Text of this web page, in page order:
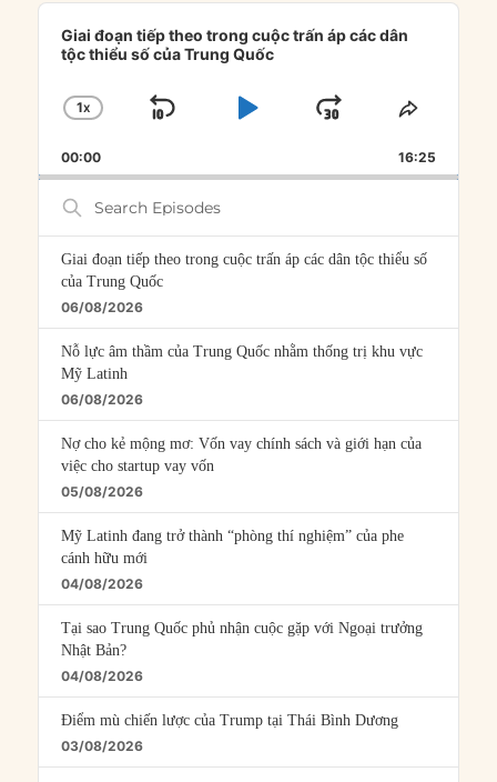
Audio
Player
Giai đoạn tiếp theo trong cuộc trấn áp các dân
tộc thiểu số của Trung Quốc
CHANGE
RATE
1X
SKIP
PLAYJUMP
FORWARD
SHARE
00:00 16:25
Search
Episodes
Giai đoạn tiếp theo trong cuộc trấn áp các dân tộc thiểu số
của Trung Quốc
06/08/2026
Nỗ lực âm thầm của Trung Quốc nhằm thống trị khu vực
Mỹ Latinh
06/08/2026
Nợ cho kẻ mộng mơ: Vốn vay chính sách và giới hạn của
việc cho startup vay vốn
05/08/2026
Mỹ Latinh đang trở thành “phòng thí nghiệm” của phe
cánh hữu mới
04/08/2026
Tại sao Trung Quốc phủ nhận cuộc gặp với Ngoại trưởng
Nhật Bản?
04/08/2026
Điểm mù chiến lược của Trump tại Thái Bình Dương
03/08/2026